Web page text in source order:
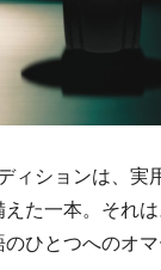
ィションは、実
た一本。それ
ひとつへのオマ